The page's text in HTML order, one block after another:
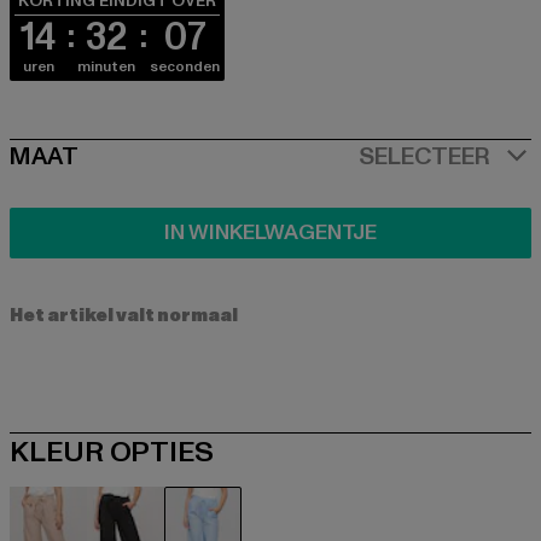
14
uren
32
minuten
06
seconden
SIZE
MAAT SELECTEER
IN WINKELWAGENTJE
Het artikel valt normaal
KLEUR OPTIES